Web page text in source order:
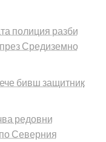
полиция разби
Средиземно
бивш защитник
редовни
Северния